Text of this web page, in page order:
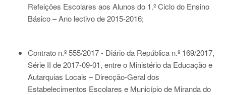
Refeições Escolares aos Alunos do 1.º Ciclo do Ensino
Básico – Ano lectivo de 2015-2016;
Contrato n.º 555/2017 - Diário da República n.º 169/2017,
Série II de 2017-09-01, entre o Ministério da Educação e
Autarquias Locais – Direcção-Geral dos
Estabelecimentos Escolares e Município de Miranda do